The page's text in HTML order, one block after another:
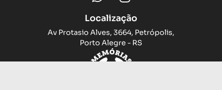
Localização
Av Protasio Alves, 3664, Petrópolis,
Porto Alegre - RS